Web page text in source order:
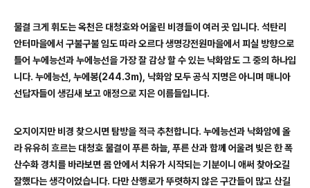
물결 크게 휘도는 옥천은 대청호와 어울린 비경들이 여러 곳 입니다. 석탄리
안터마을에서 구불구불 임도 따라 오르다 생명강전원마을에서 피실 방향으로
틀어 누에능선과 누에능선을 가장 잘 감상 할 수 있는 낙화암도 그 중의 하나입
니다. 누에능선, 누에봉(244.3m), 낙화암 모두 공식 지명은 아니며 매니아
선답자들이 생김새 보고 애정으로 지은 이름들입니다.
오지이지만 비경 찾으시면 탐방을 적극 추천합니다. 누에능선과 낙화암에 올
라 유유히 흐르는 대청호 물결이 푸른 하늘, 푸른 산과 함께 어울려 빚은 한 폭
산수화 경치를 바라보면 몸 안에서 치유가 시작되는 기분이니 애써 찾아오길
잘했다는 생각이었습니다. 다만 산행로가 뚜렷하지 않은 구간들이 많고 산길